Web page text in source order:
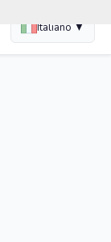
Italiano ▼